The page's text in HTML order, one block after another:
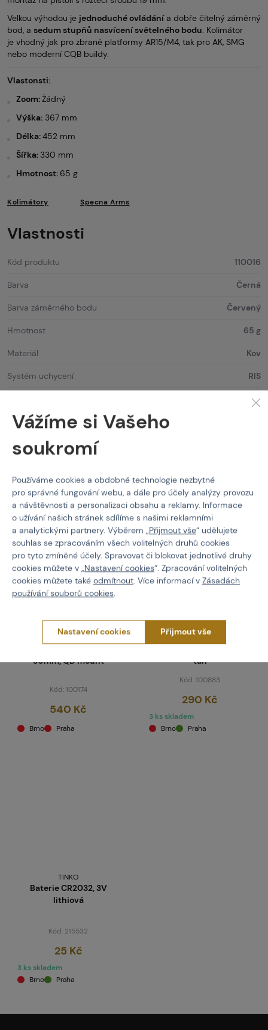
Velkou výhodou je jednoduché ovládánía dobře čitelný záměrný
bod, a sedum stupňů nasvícení světelného bodu. Kolimátor
je vhodný jak pro zbraně platformy AR15/M4, tak pro AK, SMG
nebo moderní CQB buildy.
Vlastonsti:
Zoom:Žádný
Výška: 367 mm
Délka:452 mm
Šířka:330 mm
Hmotnost:65 g
Kolimátory Specna Arms
Vlastnosti
Kód produktu 110016
Barva Černá
Barva záměrného bodu Červený
Hmotnost 65 g
Materiál Kov
Systém uchycení RIS
CR2032
Stojí zapozornost
Montáž Vector pro
30mm, QD mount
Kód: 100174
540 Kč
Brno Praha
Ochranná sklopná
tan
Kód: 100883
290 Kč
3 ks skladem
Brno
Praha
TINKO
Baterie CR2032, 3V
lithiová
Kód: 215532
25 Kč
3 ks skladem
Brno
Praha
Vážíme si Vašeho
soukromí
Používáme cookies a obdobné technologie nezbytné
pro správné fungování webu, a dále pro účely analýzy provozu
a návštěvnosti a personalizaci obsahu a reklamy. Informace
o užívání našich stránek sdílíme s našimi reklamními
a analytickými partnery. Výběrem „Přijmout vše“ udělujete
souhlas se zpracováním všech volitelných druhů cookies
pro tyto zmíněné účely. Spravovat či blokovat jednotlivé druhy
cookies můžete v „Nastavení cookies“. Zpracování volitelných
cookies můžete také odmítnout. Více informací v Zásadách
používání souborů cookies.
Nastavení cookies Přijmout vše